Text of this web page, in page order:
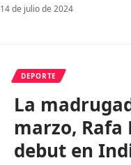
14 de julio de 2024
DEPORTE
La
marzo, Rafa
debut en